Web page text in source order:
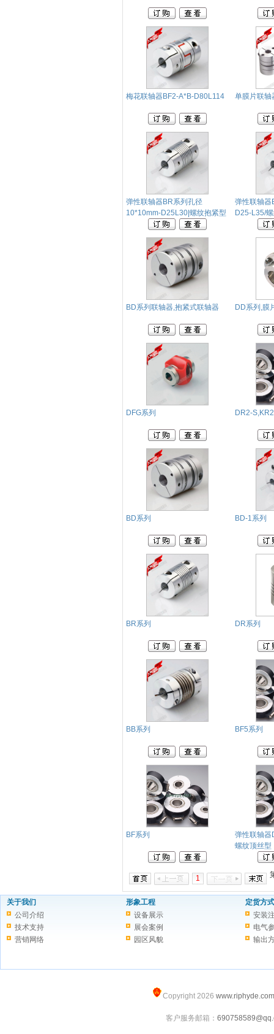
梅花联轴器BF2-A*B-D80L114 单膜片联轴
弹性联轴器BR系列孔径
10*10mm-D25L30|螺纹抱紧型
弹性联轴
D25-L35/
BD系列联轴器,抱紧式联轴器 DD系列,膜
DFG系列 DR2-
BD系列 BD-1系列
BR系列 DR系列
BB系列 BF5系列
BF系列
弹性联轴器
螺纹顶丝型
1
关于我们
公司介绍
技术支持
营销网络
形象工程
设备展示
展会案例
园区风貌
定货方式
安装
电气
输出
Copyright 2026 www.riphyde.com
客户服务邮箱：